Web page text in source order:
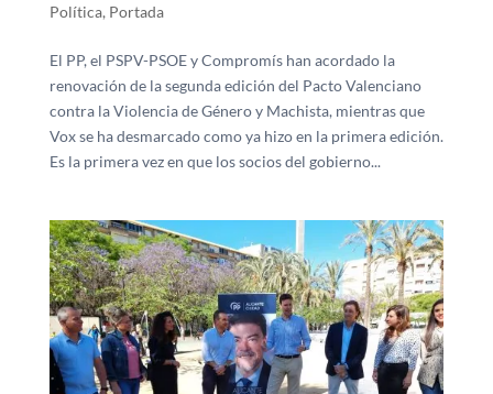
Política, Portada
El PP, el PSPV-PSOE y Compromís han acordado la
renovación de la segunda edición del Pacto Valenciano
contra la Violencia de Género y Machista, mientras que
Vox se ha desmarcado como ya hizo en la primera edición.
Es la primera vez en que los socios del gobierno...